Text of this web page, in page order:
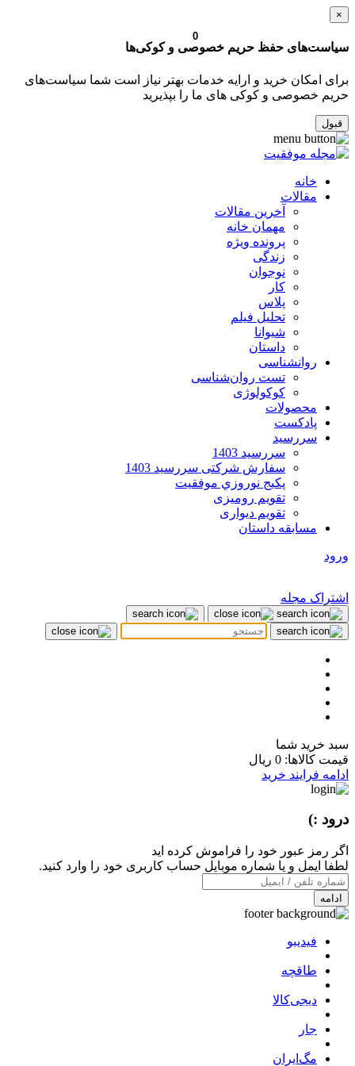
×
سیاست‌های حفظ حریم خصوصی و کوکی‌ها
برای امکان خرید و ارایه خدمات بهتر نیاز است شما سیاست‌های
حریم خصوصی و کوکی های ما را بپذیرید
قبول
خانه
مقالات
آخرین مقالات
مهمان خانه
پرونده ویژه
زندگی
نوجوان
کار
پلاس
تحلیل فیلم
شیوانا
داستان
روانشناسی
تست روان‌شناسی
کوکولوژی
محصولات
پادکست
سررسید
سررسید 1403
سفارش شرکتی سررسید 1403
پکيج نوروزي موفقيت
تقویم رومیزی
تقویم دیواری
مسابقه داستان
ورود
اشتراک مجله
0
سبد خرید شما
قیمت کالاها: 0 ریال
ادامه فرایند خرید
درود :)
اگر رمز عبور خود را فراموش کرده اید
لطفا ایمل و یا شماره موبایل حساب کاربری خود را وارد کنید.
ادامه
فیدیبو
طاقچه
دیجی‌کالا
جار
مگ‌ایران